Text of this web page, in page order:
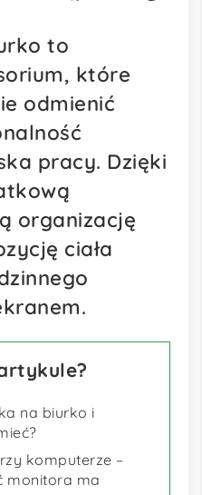
to
które
odmienić
pracy. Dzięki
organizację
ciała
na biurko i
komputerze –
monitora ma